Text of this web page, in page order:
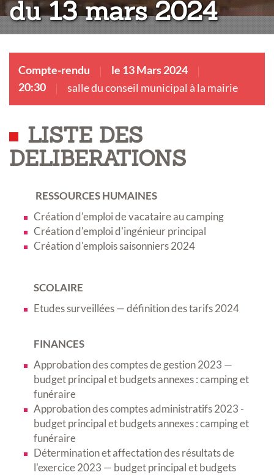
du 13 mars 2024
Compte-rendu
le 13 Mars 2024
20:30
salle du conseil municipal à la mairie
LISTE DES
DELIBERATIONS
RESSOURCES HUMAINES
Création d'emploi de vacataire au camping
Création d'emploi d'ingénieur principal
Création d'emplois saisonniers 2024
SCOLAIRE
Etudes surveillées — définition des tarifs 2024
FINANCES
Approbation des comptes de gestion 2023 —
budget principal et budgets annexes : camping et
funéraire
Approbation des comptes administratifs 2023 -
budget principal et budgets annexes : camping et
funéraire
Détermination et affectation des résultats de
l'exercice 2023 — budget principal et budgets